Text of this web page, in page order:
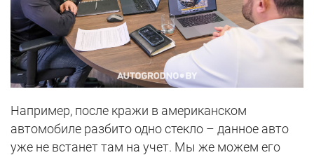
Например, после кражи в американском
автомобиле разбито одно стекло – данное авто
уже не встанет там на учет. Мы же можем его